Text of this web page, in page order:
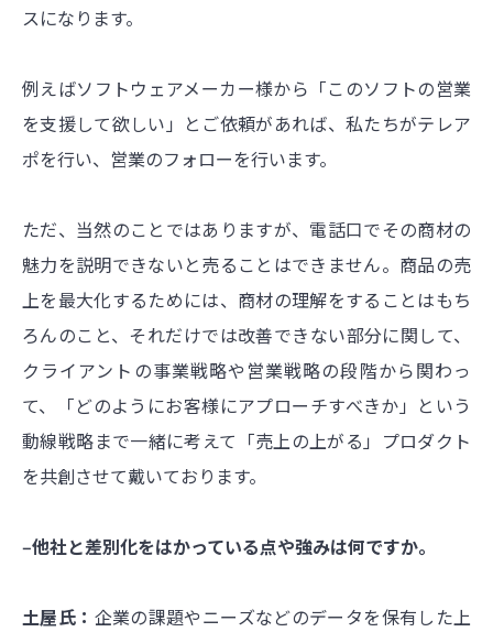
スになります。
例えばソフトウェアメーカー様から「このソフトの営業
を支援して欲しい」とご依頼があれば、私たちがテレア
ポを行い、営業のフォローを行います。
ただ、当然のことではありますが、電話口でその商材の
魅力を説明できないと売ることはできません。商品の売
上を最大化するためには、商材の理解をすることはもち
ろんのこと、それだけでは改善できない部分に関して、
クライアントの事業戦略や営業戦略の段階から関わっ
て、「どのようにお客様にアプローチすべきか」という
動線戦略まで一緒に考えて「売上の上がる」プロダクト
を共創させて戴いております。
‒他社と差別化をはかっている点や強みは何ですか。
土屋氏： 企業の課題やニーズなどのデータを保有した上